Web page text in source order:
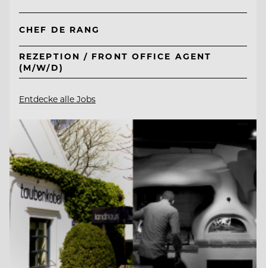
CHEF DE RANG
REZEPTION / FRONT OFFICE AGENT
(M/W/D)
Entdecke alle Jobs